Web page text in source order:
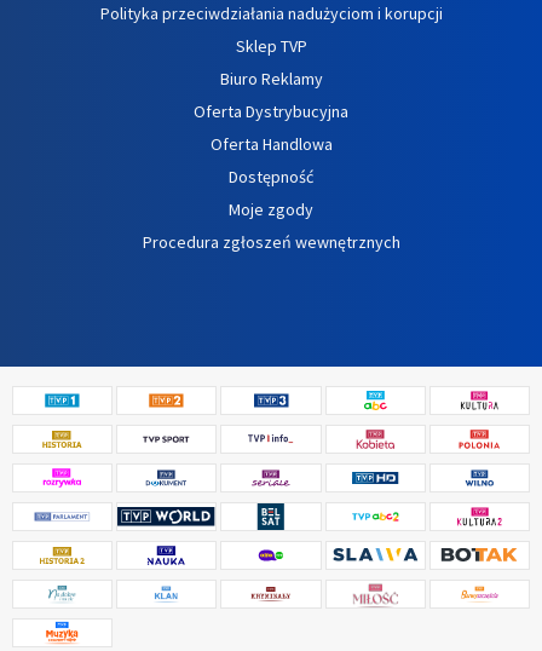
Polityka przeciwdziałania nadużyciom i korupcji
Sklep TVP
Biuro Reklamy
Oferta Dystrybucyjna
Oferta Handlowa
Dostępność
Moje zgody
Procedura zgłoszeń wewnętrznych